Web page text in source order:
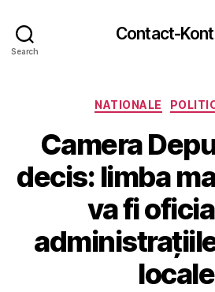
Search
Contact-
NATIONALE
Camera
decis: limba
va fi
locale